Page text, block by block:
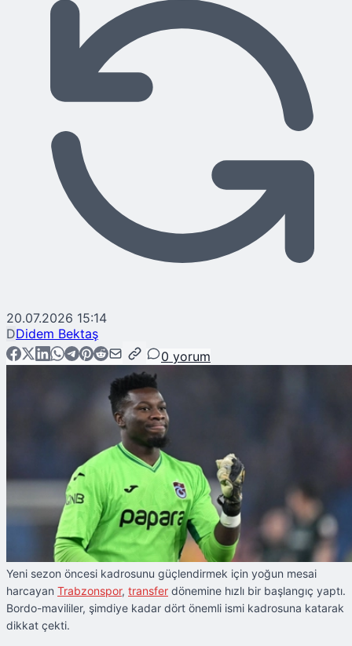
20.07.2026 15:14
DDidem Bektaş
0 yorum
Yeni sezon öncesi kadrosunu güçlendirmek için yoğun mesai
harcayan Trabzonspor, transfer dönemine hızlı bir başlangıç yaptı.
Bordo-mavililer, şimdiye kadar dört önemli ismi kadrosuna katarak
dikkat çekti.